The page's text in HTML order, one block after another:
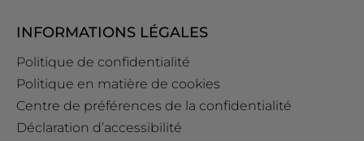
INFORMATIONS LÉGALES
Politique de confidentialité
Politique en matière de cookies
Centre de préférences de la confidentialité
Déclaration d’accessibilité